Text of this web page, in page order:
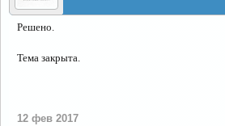
Решено.
Тема закрыта.
12 фев 2017